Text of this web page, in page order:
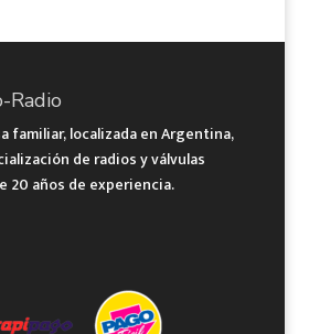
Radio
familiar, localizada en Argentina,
de radios y válvulas
20 años de experiencia.